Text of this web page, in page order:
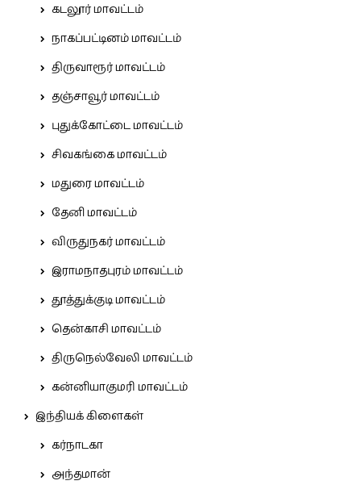
கடலூர் மாவட்டம்
நாகப்பட்டினம் மாவட்டம்
திருவாரூர் மாவட்டம்
தஞ்சாவூர் மாவட்டம்
புதுக்கோட்டை மாவட்டம்
சிவகங்கை மாவட்டம்
மதுரை மாவட்டம்
தேனி மாவட்டம்
விருதுநகர் மாவட்டம்
இராமநாதபுரம் மாவட்டம்
தூத்துக்குடி மாவட்டம்
தென்காசி மாவட்டம்
திருநெல்வேலி மாவட்டம்
கன்னியாகுமரி மாவட்டம்
இந்தியக் கிளைகள்
கர்நாடகா
அந்தமான்